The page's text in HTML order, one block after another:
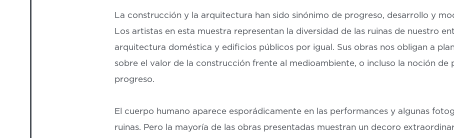
La construcción y la arquitectura han sido sinónimo de progreso, desarrollo y
Los artistas en esta muestra representan la diversidad de las ruinas de nuestro
arquitectura doméstica y edificios públicos por igual. Sus obras nos obligan a
sobre el valor de la construcción frente al medioambiente, o incluso la noción de
progreso.
El cuerpo humano aparece esporádicamente en las performances y algunas
ruinas. Pero la mayoría de las obras presentadas muestran un decoro